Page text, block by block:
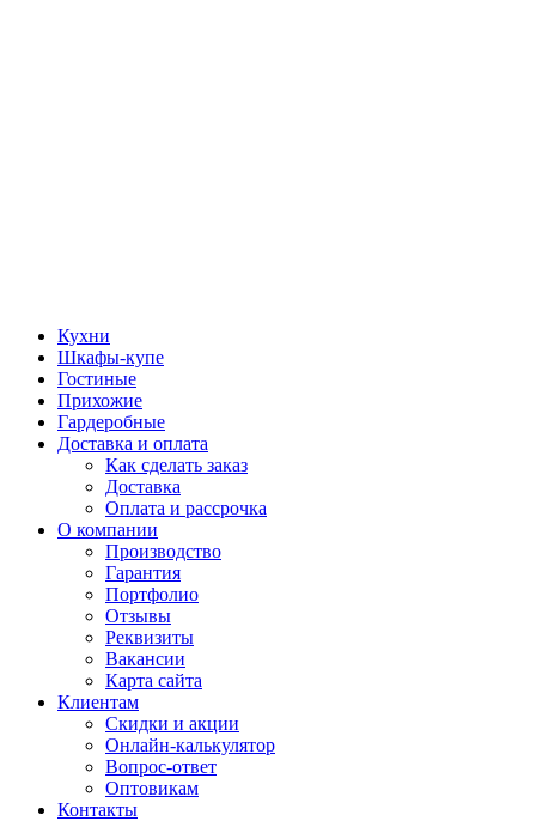
Кухни
Шкафы-купе
Гостиные
Прихожие
Гардеробные
Доставка и оплата
Как сделать заказ
Доставка
Оплата и рассрочка
О компании
Производство
Гарантия
Портфолио
Отзывы
Реквизиты
Вакансии
Карта сайта
Клиентам
Скидки и акции
Онлайн-калькулятор
Вопрос-ответ
Оптовикам
Контакты